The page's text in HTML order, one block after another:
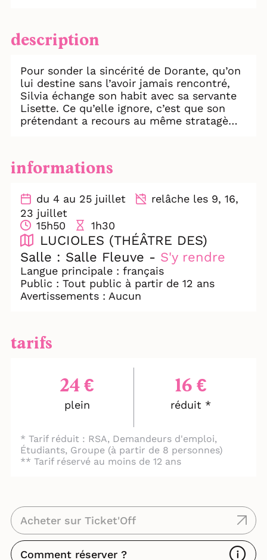
description
Pour sonder la sincérité de Dorante, qu’on
lui destine sans l’avoir jamais rencontré,
Silvia échange son habit avec sa servante
Lisette. Ce qu’elle ignore, c’est que son
prétendant a recours au même stratagème
jeu de hasard et d’amour orchestré par le
père de Silvia et son fils Mario.
labyrinthe amoureux ? C’est évidemment
tout l’enjeu de ce scénario génial, épuisant
pour ceux qui en sont les victimes,
réjouissant pour ceux qui les manipulent.
informations
du 4 au 25 juillet
relâche les 9, 16,
23 juillet
15h50
1h30
LUCIOLES (THÉÂTRE DES)
Salle : Salle Fleuve - S'y rendre
Langue principale : français
Public : Tout public à partir de 12 ans
Avertissements : Aucun
tarifs
24 €
plein
16 €
réduit *
* Tarif réduit : RSA, Demandeurs d'emploi,
Étudiants, Groupe (à partir de 8 personnes)
** Tarif réservé au moins de 12 ans
Acheter sur Ticket'Off
Comment réserver ?